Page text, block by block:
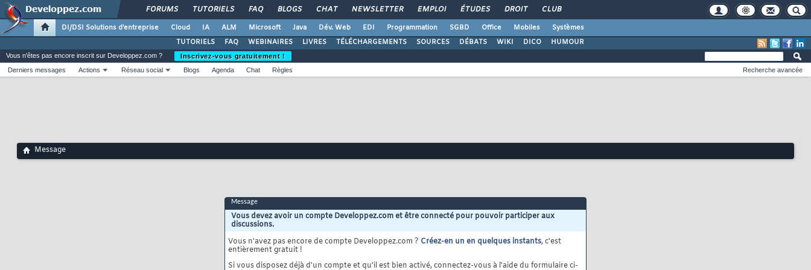
FORUMS TUTORIELS FAQ BLOGS CHAT NEWSLETTER EMPLOI ÉTUDES DROIT CLUB
DI/DSI Solutions d'entreprise Cloud IA ALM Microsoft Java Dév. Web EDI Programmation SGBD Office Mobiles
Systèmes
TUTORIELS
FAQ WEBINAIRES LIVRES TÉLÉCHARGEMENTS SOURCES DÉBATS WIKI DICO HUMOUR
Vous n'êtes pas encore inscrit sur Developpez.com ?
Inscrivez-vous gratuitement !
Derniers messages
Actions Réseau social Blogs Agenda Chat Règles Recherche avancée
Message
Message
Vous devez avoir un compte Developpez.com et être connecté pour pouvoir participer aux
discussions.
Vous n'avez pas encore de compte Developpez.com ? Créez-en un en quelques instants, c'est
entièrement gratuit !
Si vous disposez déjà d'un compte et qu'il est bien activé, connectez-vous à l'aide du formulaire ci-